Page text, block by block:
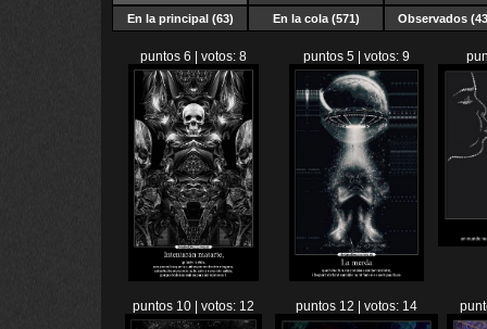
En la principal (63) En la cola (571) Observados
puntos 6 | votos: 8 puntos 5 | votos: 9
puntos 10 | votos: 12 puntos 12 | votos: 14